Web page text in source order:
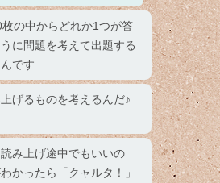
の中からどれか1つが答
に問題を考えて出題する
です
げるものを考えるんだ♪
み上げ途中でもいいの
かったら「クャルタ！」